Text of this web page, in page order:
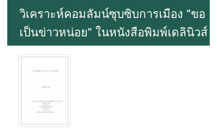
วิเคราะห์คอมลัมน์ซุบซิบการเมือง "ขอ
เป็นข่าวหน่อย" ในหนังสือพิมพ์เดลินิวส์